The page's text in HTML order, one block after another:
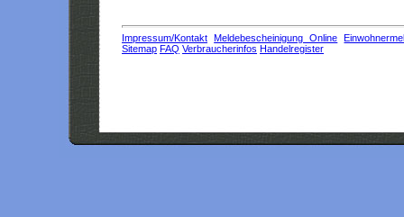
Impressum/Kontakt Meldebescheinigung Online
Sitemap FAQ Verbraucherinfos Handelregister